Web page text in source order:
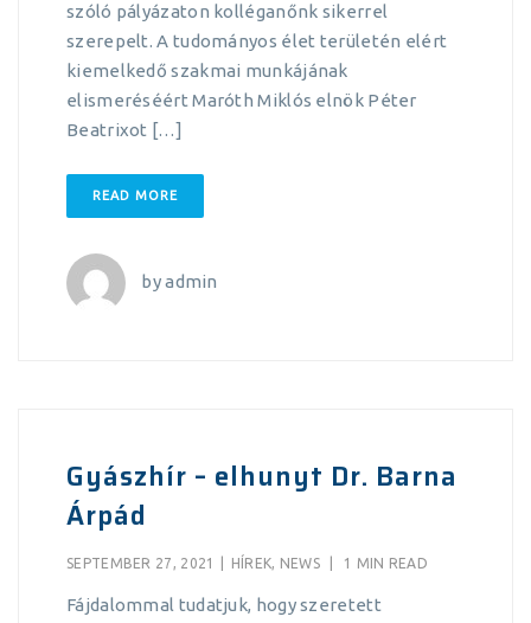
szóló pályázaton kolléganőnk sikerrel
szerepelt. A tudományos élet területén elért
kiemelkedő szakmai munkájának
elismeréséért Maróth Miklós elnök Péter
Beatrixot […]
READ MORE
byadmin
Gyászhír – elhunyt Dr. Barna
Árpád
SEPTEMBER 27, 2021 HÍREK, NEWS 1 MIN READ
Fájdalommal tudatjuk, hogy szeretett